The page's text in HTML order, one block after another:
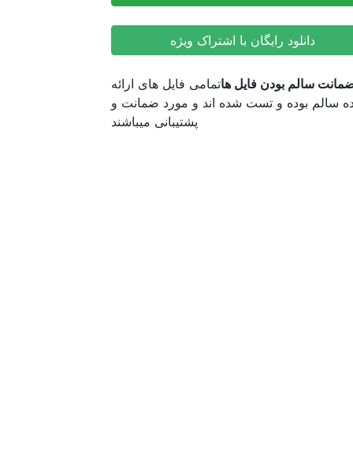
دانلود رایگان با اشتراک ویژه
سالم بودن فایل هاتمامی فایل های ارائه
سالم بوده و تست شده اند و مورد ضمانت و
پشتیبانی میباشند